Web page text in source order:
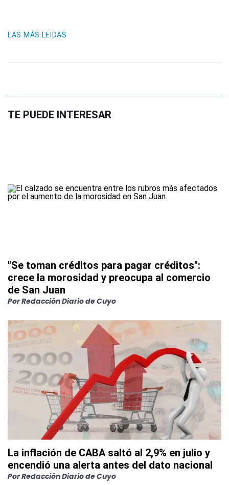
LAS MÁS LEIDAS
TE PUEDE INTERESAR
"Se toman créditos para pagar créditos":
crece la morosidad y preocupa al comercio
de San Juan
PorRedacción Diario de Cuyo
La inflación de CABA saltó al 2,9% en julio y
encendió una alerta antes del dato nacional
PorRedacción Diario de Cuyo